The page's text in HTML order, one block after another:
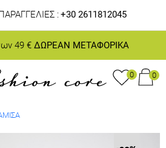
: +30 2611812045
49 €ΔΩΡΕΑΝ ΜΕΤΑΦΟΡΙΚΑ
0 0